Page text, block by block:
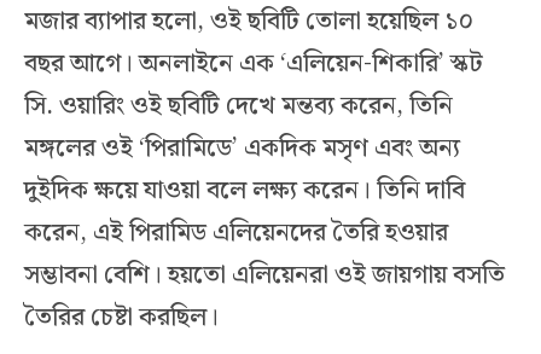
মজার ব্যাপার হলো, ওই ছবিটি তোলা হয়েছিল ১০
বছর আগে। অনলাইনে এক ‘এলিয়েন-শিকারি’ স্কট
সি. ওয়ারিং ওই ছবিটি দেখে মন্তব্য করেন, তিনি
মঙ্গলের ওই ‘পিরামিডে’ একদিক মসৃণ এবং অন্য
দুইদিক ক্ষয়ে যাওয়া বলে লক্ষ্য করেন। তিনি দাবি
করেন, এই পিরামিড এলিয়েনদের তৈরি হওয়ার
সম্ভাবনা বেশি। হয়তো এলিয়েনরা ওই জায়গায় বসতি
তৈরির চেষ্টা করছিল।